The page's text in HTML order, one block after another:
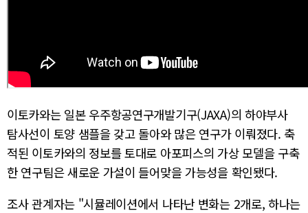
이토카와는 일본 우주항공연구개발기구(JAXA)의 하야부사
탐사선이 토양 샘플을 갖고 돌아와 많은 연구가 이뤄졌다. 축
적된 이토카와의 정보를 토대로 아포피스의 가상 모델을 구축
한 연구팀은 새로운 가설이 들어맞을 가능성을 확인됐다.
조사 관계자는 "시뮬레이션에서 나타난 변화는 2개로, 하나는